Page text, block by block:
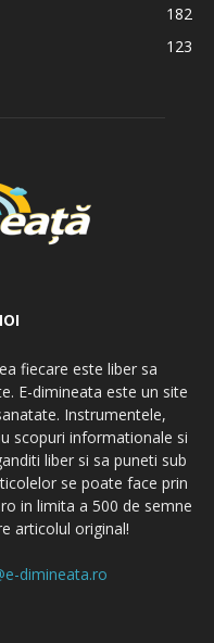
182
123
fiecare este liber sa
E-dimineata este un site
Instrumentele,
scopuri informationale si
liber si sa puneti sub
se poate face prin
in limita a 500 de semne
articolul original!
dimineata.ro